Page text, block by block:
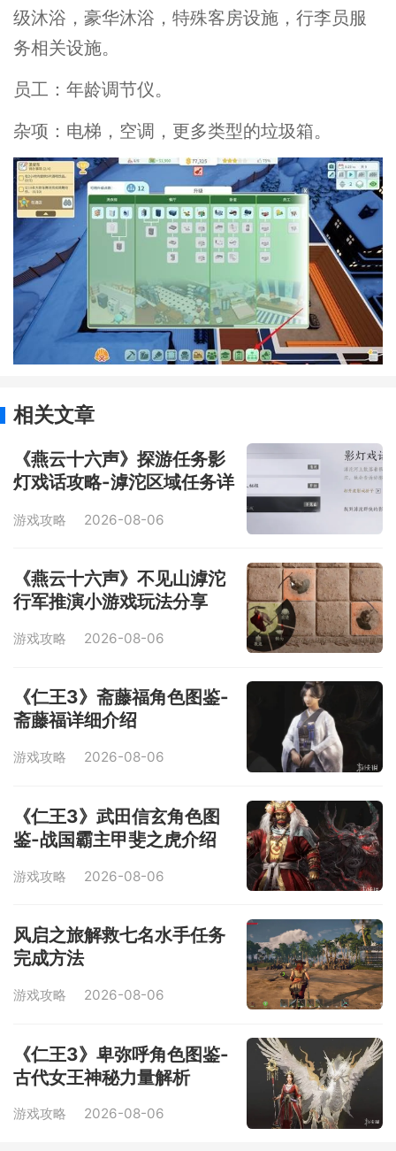
级沐浴，豪华沐浴，特殊客房设施，行李员服
务相关设施。
员工：年龄调节仪。
杂项：电梯，空调，更多类型的垃圾箱。
相关文章
《燕云十六声》探游任务影
灯戏话攻略-滹沱区域任务详
游戏攻略 2026-08-06
《燕云十六声》不见山滹沱
行军推演小游戏玩法分享
游戏攻略 2026-08-06
《仁王3》斋藤福角色图鉴-
斋藤福详细介绍
游戏攻略 2026-08-06
《仁王3》武田信玄角色图
鉴-战国霸主甲斐之虎介绍
游戏攻略 2026-08-06
风启之旅解救七名水手任务
完成方法
游戏攻略 2026-08-06
《仁王3》卑弥呼角色图鉴-
古代女王神秘力量解析
游戏攻略 2026-08-06